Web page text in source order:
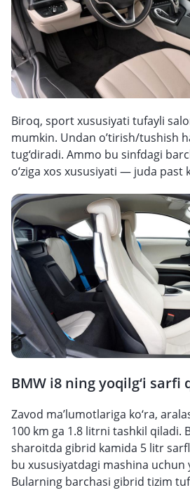
Biroq, sport xususiyati tufayli
mumkin. Undan o’tirish/tushish
tug‘diradi. Ammo bu sinfdagi
o‘ziga xos xususiyati — juda past
BMW i8 ning yoqilg‘i sarfi
Zavod ma’lumotlariga ko‘ra,
100 km ga 1.8 litrni tashkil qiladi.
sharoitda gibrid kamida 5 litr
bu xususiyatdagi mashina uchun
Bularning barchasi gibrid tizim